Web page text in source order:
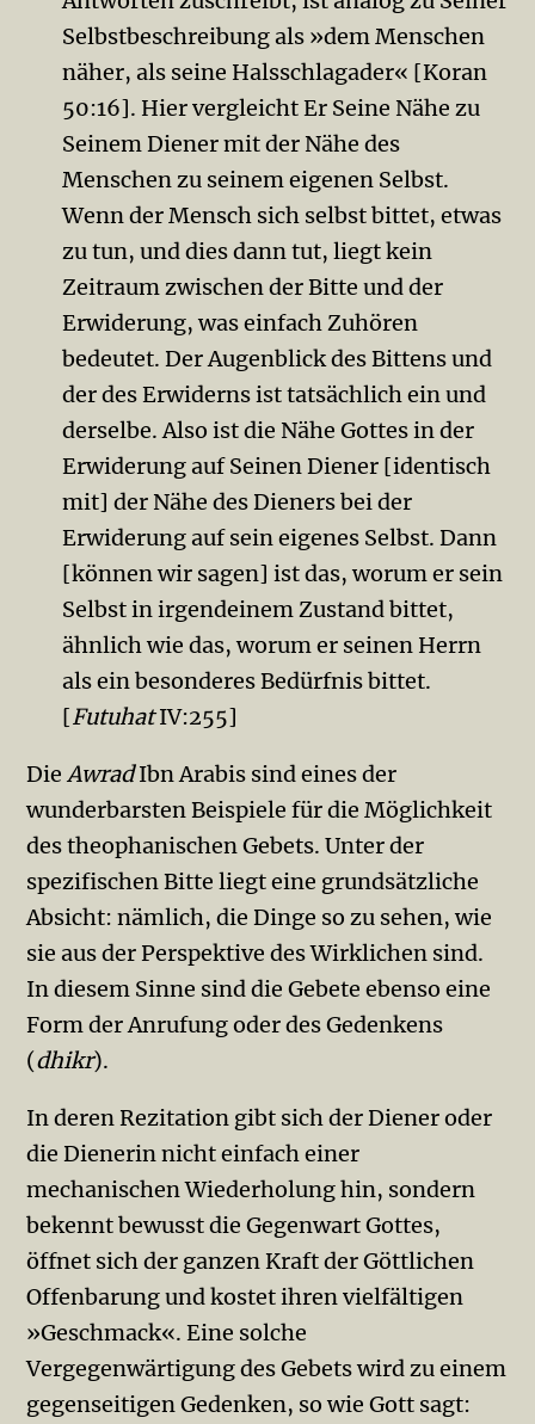
Selbstbeschreibung als »dem Menschen
näher, als seine Halsschlagader« [Koran
50:16]. Hier vergleicht Er Seine Nähe zu
Seinem Diener mit der Nähe des
Menschen zu seinem eigenen Selbst.
Wenn der Mensch sich selbst bittet, etwas
zu tun, und dies dann tut, liegt kein
Zeitraum zwischen der Bitte und der
Erwiderung, was einfach Zuhören
bedeutet. Der Augenblick des Bittens und
der des Erwiderns ist tatsächlich ein und
derselbe. Also ist die Nähe Gottes in der
Erwiderung auf Seinen Diener [identisch
mit] der Nähe des Dieners bei der
Erwiderung auf sein eigenes Selbst. Dann
[können wir sagen] ist das, worum er sein
Selbst in irgendeinem Zustand bittet,
ähnlich wie das, worum er seinen Herrn
als ein besonderes Bedürfnis bittet.
[FutuhatIV:255]
Die AwradIbn Arabis sind eines der
wunderbarsten Beispiele für die Möglichkeit
des theophanischen Gebets. Unter der
spezifischen Bitte liegt eine grundsätzliche
Absicht: nämlich, die Dinge so zu sehen, wie
sie aus der Perspektive des Wirklichen sind.
In diesem Sinne sind die Gebete ebenso eine
Form der Anrufung oder des Gedenkens
(dhikr).
In deren Rezitation gibt sich der Diener oder
die Dienerin nicht einfach einer
mechanischen Wiederholung hin, sondern
bekennt bewusst die Gegenwart Gottes,
öffnet sich der ganzen Kraft der Göttlichen
Offenbarung und kostet ihren vielfältigen
»Geschmack«. Eine solche
Vergegenwärtigung des Ge­bets wird zu einem
gegenseitigen Gedenken, so wie Gott sagt: